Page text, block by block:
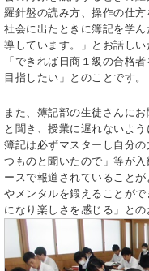
羅針盤の読み方、操作の仕
社会に出たときに簿記を学
導しています。」とお話し
「できれば日商１級の合格
目指したい」とのことです。
また、簿記部の生徒さんに
と聞き、授業に遅れないよ
簿記は必ずマスターし自分
つものと聞いたので」等が
ースで報道されていること
やメンタルを鍛えることが
になり楽しさを感じる」との